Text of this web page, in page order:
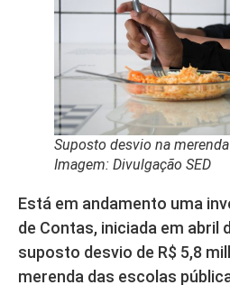
Suposto desvio na
Imagem: Divulgação SED
Está em andamento uma
de Contas, iniciada em abril
suposto desvio de R$ 5,8
merenda das escolas